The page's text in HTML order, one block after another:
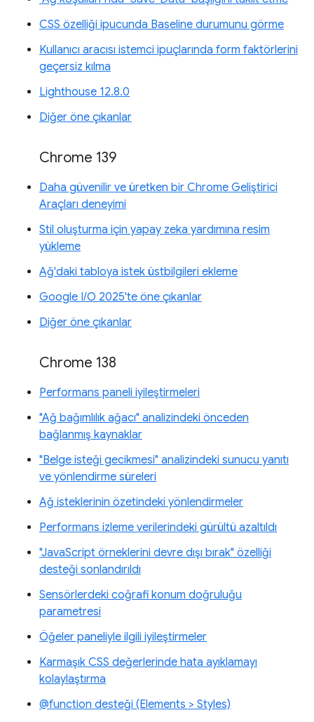
CSS özelliği ipucunda Baseline durumunu görme
Kullanıcı aracısı istemci ipuçlarında form faktörlerini
geçersiz kılma
Lighthouse 12.8.0
Diğer öne çıkanlar
Chrome 139
Daha güvenilir ve üretken bir Chrome Geliştirici
Araçları deneyimi
Stil oluşturma için yapay zeka yardımına resim
yükleme
Ağ'daki tabloya istek üstbilgileri ekleme
Google I/O 2025'te öne çıkanlar
Diğer öne çıkanlar
Chrome 138
Performans paneli iyileştirmeleri
"Ağ bağımlılık ağacı" analizindeki önceden
bağlanmış kaynaklar
"Belge isteği gecikmesi" analizindeki sunucu yanıtı
ve yönlendirme süreleri
Ağ isteklerinin özetindeki yönlendirmeler
Performans izleme verilerindeki gürültü azaltıldı
"JavaScript örneklerini devre dışı bırak" özelliği
desteği sonlandırıldı
Sensörlerdeki coğrafi konum doğruluğu
parametresi
Öğeler paneliyle ilgili iyileştirmeler
Karmaşık CSS değerlerinde hata ayıklamayı
kolaylaştırma
@function desteği (Elements > Styles)